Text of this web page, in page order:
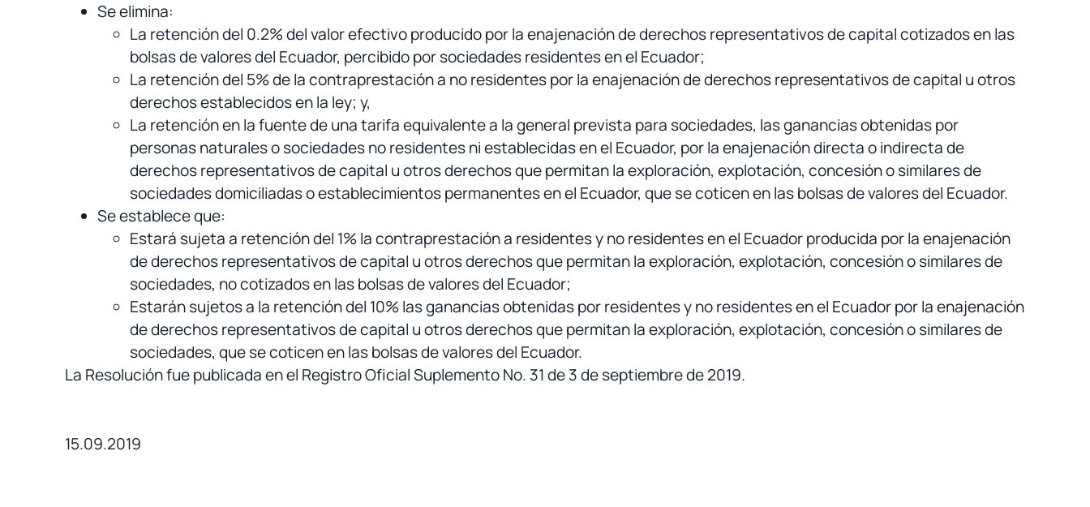
Se elimina:
La retención del 0.2% del valor efectivo producido por la enajenación de derechos representativos de capital cotizados en las
bolsas de valores del Ecuador, percibido por sociedades residentes en el Ecuador;
La retención del 5% de la contraprestación a no residentes por la enajenación de derechos representativos de capital u otros
derechos establecidos en la ley; y,
La retención en la fuente de una tarifa equivalente a la general prevista para sociedades, las ganancias obtenidas por
personas naturales o sociedades no residentes ni establecidas en el Ecuador, por la enajenación directa o indirecta de
derechos representativos de capital u otros derechos que permitan la exploración, explotación, concesión o similares de
sociedades domiciliadas o establecimientos permanentes en el Ecuador, que se coticen en las bolsas de valores del Ecuador.
Se establece que:
Estará sujeta a retención del 1% la contraprestación a residentes y no residentes en el Ecuador producida por la enajenación
de derechos representativos de capital u otros derechos que permitan la exploración, explotación, concesión o similares de
sociedades, no cotizados en las bolsas de valores del Ecuador;
Estarán sujetos a la retención del 10% las ganancias obtenidas por residentes y no residentes en el Ecuador por la enajenación
de derechos representativos de capital u otros derechos que permitan la exploración, explotación, concesión o similares de
sociedades, que se coticen en las bolsas de valores del Ecuador.
La Resolución fue publicada en el Registro Oficial Suplemento No. 31 de 3 de septiembre de 2019.
15.09.2019